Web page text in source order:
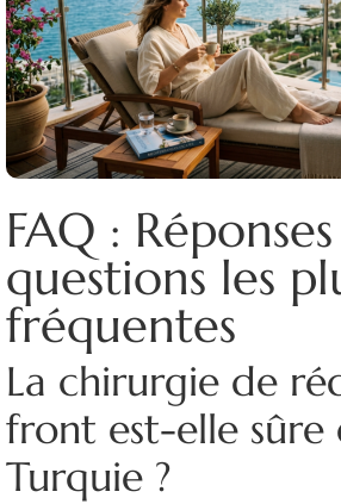
FAQ :
questions les
fréquentes
La chirurgie de
front est-elle sûre
Turquie ?